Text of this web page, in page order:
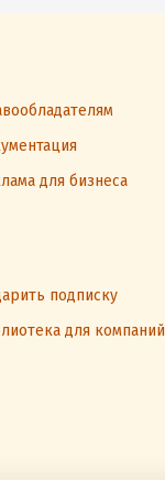
для бизнеса
подписку
для компаний